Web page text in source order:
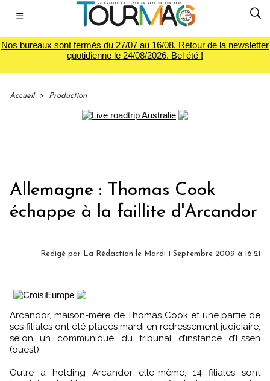
☰
Nos bureaux sont fermés du 27/07 au 16/08. Retour de la newsletter
quotidienne le 24/08/2026. Bel été !
Accueil > Production
Allemagne : Thomas Cook
échappe à la faillite d'Arcandor
Rédigé par La Rédaction le Mardi 1 Septembre 2009 à 16:21
Arcandor, maison-mère de Thomas Cook et une partie de
ses filiales ont été placés mardi en redressement judiciaire,
selon un communiqué du tribunal d’instance d’Essen
(ouest).
Outre a holding Arcandor elle-même, 14 filiales sont